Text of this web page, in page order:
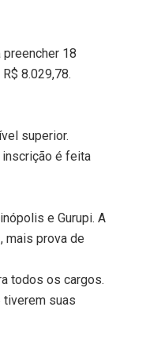
18
8.029,78.
superior.
é feita
e Gurupi. A
mais prova de
todos os cargos.
tiverem suas